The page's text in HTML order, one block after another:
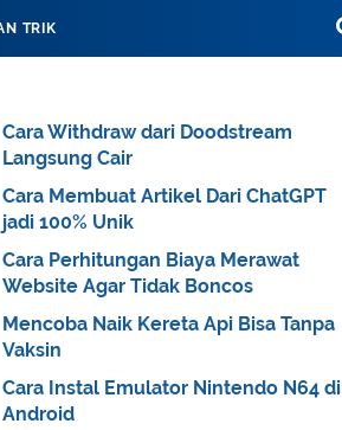
TRIK
Cara Withdraw dari Doodstream
Langsung Cair
Cara Membuat Artikel Dari ChatGPT
jadi 100% Unik
Cara Perhitungan Biaya Merawat
Website Agar Tidak Boncos
Mencoba Naik Kereta Api Bisa Tanpa
Vaksin
Cara Instal Emulator Nintendo N64 di
Android